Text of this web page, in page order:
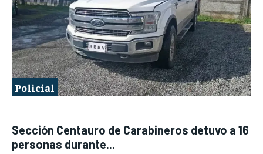
Policial
Sección Centauro de Carabineros detuvo a 16
personas durante...